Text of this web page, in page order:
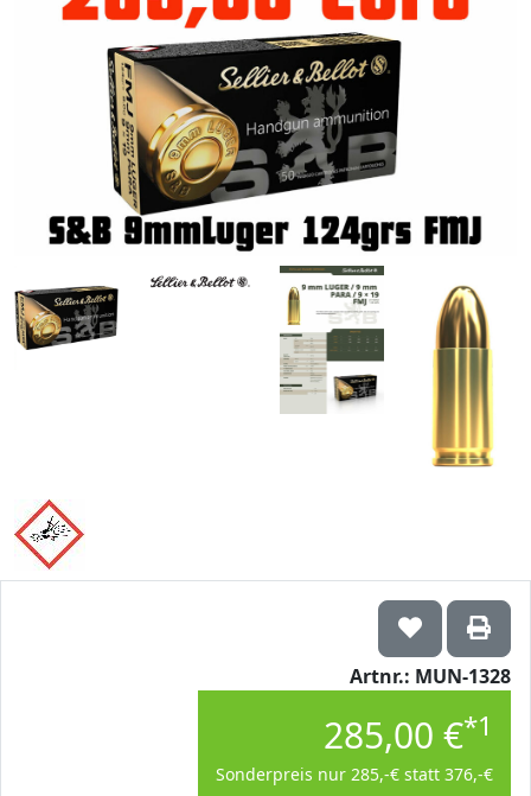
Artnr.: MUN-1328
285,00 €*1
Sonderpreis nur 285,-€ statt 376,-€